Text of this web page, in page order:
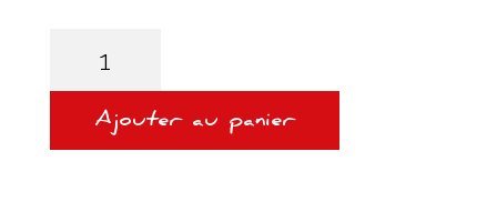
134,00€.113,00€.
Filtration
CarterAjouter au panier